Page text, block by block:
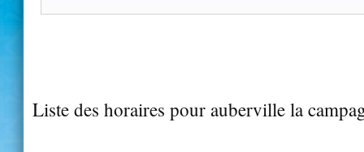
Liste des horaires pour auberville la